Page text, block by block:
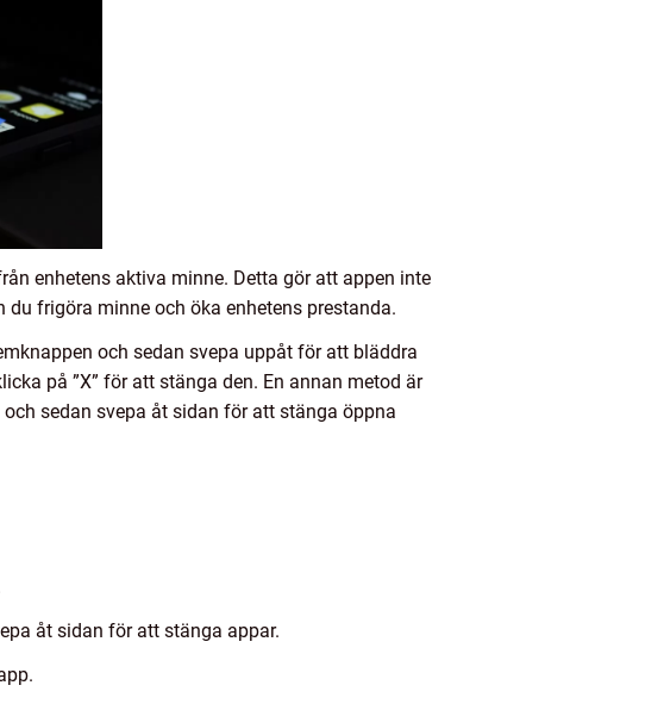
enhetens aktiva minne. Detta gör att appen inte
du frigöra minne och öka enhetens prestanda.
och sedan svepa uppåt för att bläddra
på ”X” för att stänga den. En annan metod är
sedan svepa åt sidan för att stänga öppna
åt sidan för att stänga appar.